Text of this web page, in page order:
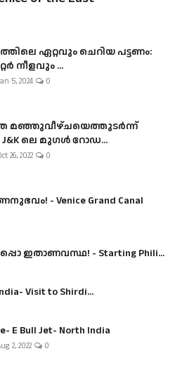
ഏറ്റവും ചെറിയ പട്ടണം:
നീളവും ...
5, 2024 0
മഞ്ഞുവീഴ്ചയെത്തുടർന്ന്
J&K ലെ മുഗൾ റോഡ...
26, 2022 0
- Venice Grand Canal
ഇതാണവസ്ഥ! - Starting Phili...
Visit to Shirdi...
E Bull Jet- North India
2, 2022 0